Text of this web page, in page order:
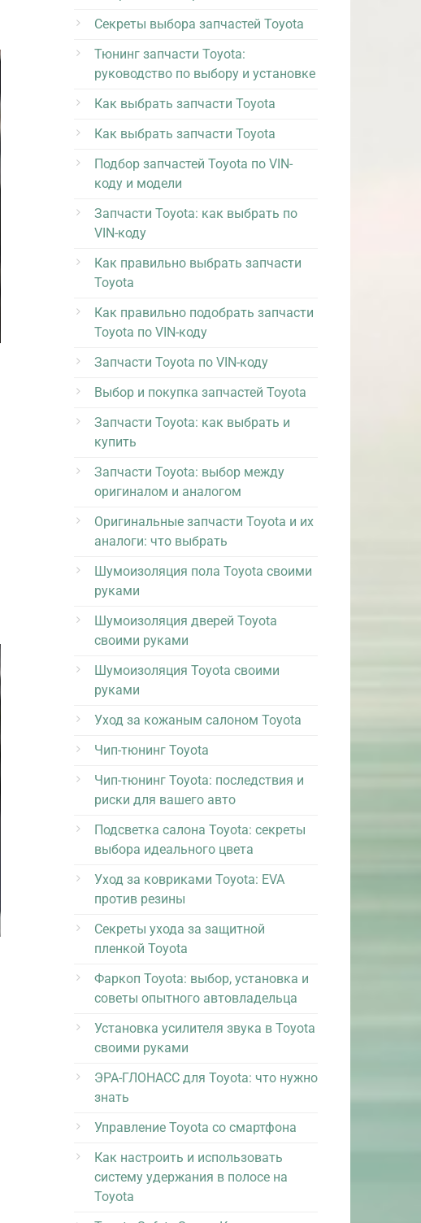
Секреты выбора запчастей Toyota
Тюнинг запчасти Toyota:
руководство по выбору и установке
Как выбрать запчасти Toyota
Как выбрать запчасти Toyota
Подбор запчастей Toyota по VIN-
коду и модели
Запчасти Toyota: как выбрать по
VIN-коду
Как правильно выбрать запчасти
Toyota
Как правильно подобрать запчасти
Toyota по VIN-коду
Запчасти Toyota по VIN-коду
Выбор и покупка запчастей Toyota
Запчасти Toyota: как выбрать и
купить
Запчасти Toyota: выбор между
оригиналом и аналогом
Оригинальные запчасти Toyota и их
аналоги: что выбрать
Шумоизоляция пола Toyota своими
руками
Шумоизоляция дверей Toyota
своими руками
Шумоизоляция Toyota своими
руками
Уход за кожаным салоном Toyota
Чип-тюнинг Toyota
Чип-тюнинг Toyota: последствия и
риски для вашего авто
Подсветка салона Toyota: секреты
выбора идеального цвета
Уход за ковриками Toyota: EVA
против резины
Секреты ухода за защитной
пленкой Toyota
Фаркоп Toyota: выбор, установка и
советы опытного автовладельца
Установка усилителя звука в Toyota
своими руками
ЭРА-ГЛОНАСС для Toyota: что нужно
знать
Управление Toyota со смартфона
Как настроить и использовать
систему удержания в полосе на
Toyota